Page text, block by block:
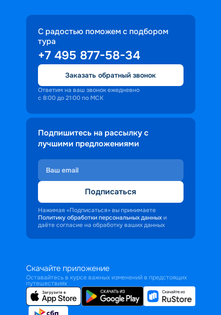
С радостью поможем с подбором
тура
+7 495 877-58-34
Заказать обратный звонок
Ответим на ваш звонок ежедневно
с 8:00 до 21:00 по МСК
Подпишитесь на рассылку с
лучшими предложениями
Подписаться
Нажимая «Подписаться» вы принимаете
Политику обработки персональных данных и
даёте согласие на обработку ваших данных
Скачайте приложение
Оставайтесь в курсе важных изменений в предстоящих
путешествиях